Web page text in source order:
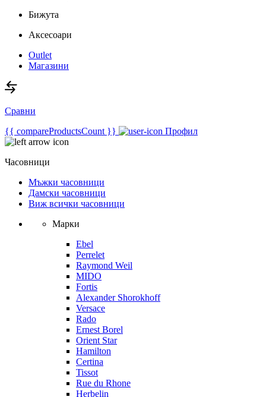
Бижута
Аксесоари
Outlet
Магазини
Сравни
{{ compareProductsCount }}
Профил
Часовници
Мъжки часовници
Дамски часовници
Виж всички часовници
Марки
Ebel
Perrelet
Raymond Weil
MIDO
Fortis
Alexander Shorokhoff
Versace
Rado
Ernest Borel
Orient Star
Hamilton
Certina
Tissot
Rue du Rhone
Herbelin